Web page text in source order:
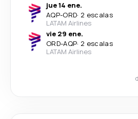
jue 14 ene.
AQP-ORD· 2 escalas
LATAM Airlines
vie 29 ene.
ORD-AQP· 2 escalas
LATAM Airlines